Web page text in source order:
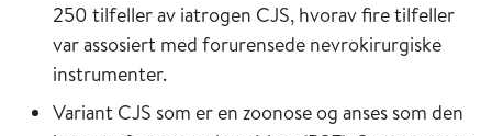
250 tilfeller av iatrogen CJS, hvorav fire tilfeller
var assosiert med forurensede nevrokirurgiske
instrumenter.
Variant CJS som er en zoonose og anses som den